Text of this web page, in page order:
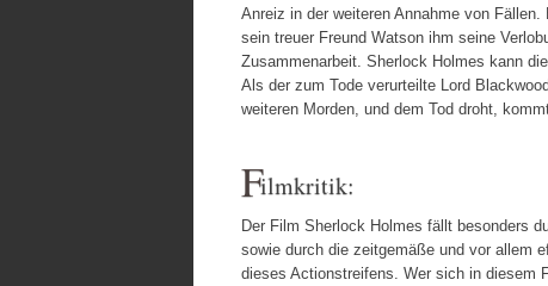
Anreiz in der weiteren Annahme von
sein treuer Freund Watson ihm seine
Zusammenarbeit. Sherlock Holmes kann
Als der zum Tode verurteilte Lord
weiteren Morden, und dem Tod droht,
Filmkritik:
Der Film Sherlock Holmes fällt besonders
sowie durch die zeitgemäße und vor allem
dieses Actionstreifens. Wer sich in diesem